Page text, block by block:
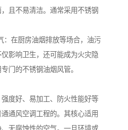
且不易清洁。通常采用不锈钢
：在厨房油烟排放等场合，油污
影响卫生，还可能成为火灾隐
门的不锈钢油烟风管。
度好、易加工、防火性能好等
通风空调工程的。其核心适用
无腐蚀性的空气。一旦环境或